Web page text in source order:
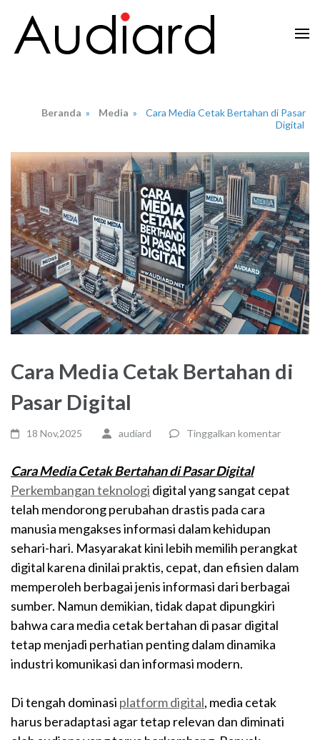
konten
Beranda » Media »
Cara Media Cetak Bertahan di Pasar
Digital
Cara Media Cetak Bertahan di
Pasar Digital
18 Nov,2025 audiard Tinggalkan komentar
Cara Media Cetak Bertahan di Pasar Digital
Perkembangan teknologi digital yang sangat cepat
telah mendorong perubahan drastis pada cara
manusia mengakses informasi dalam kehidupan
sehari-hari. Masyarakat kini lebih memilih perangkat
digital karena dinilai praktis, cepat, dan efisien dalam
memperoleh berbagai jenis informasi dari berbagai
sumber. Namun demikian, tidak dapat dipungkiri
bahwa cara media cetak bertahan di pasar digital
tetap menjadi perhatian penting dalam dinamika
industri komunikasi dan informasi modern.
Di tengah dominasi platform digital, media cetak
harus beradaptasi agar tetap relevan dan diminati